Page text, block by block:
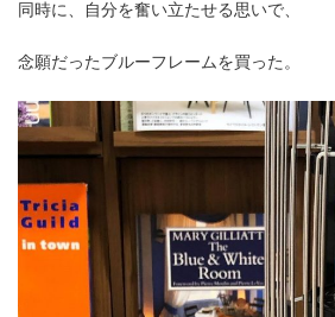
同時に、自分を奮い立たせる思いで、
念願だったブルーフレームを買った。